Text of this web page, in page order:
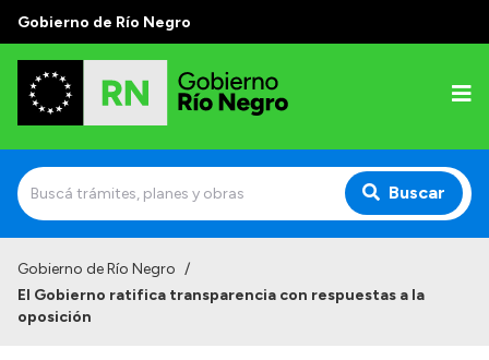
Gobierno de Río Negro
Buscar
Autoridades
Gobierno de Río Negro /
El Gobierno ratifica transparencia con respuestas a la
oposición